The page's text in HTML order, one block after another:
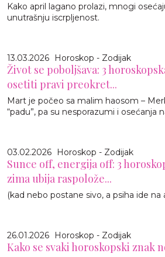
Kako april lagano prolazi, mnogi
unutrašnju iscrpljenost.
13.03.2026 Horoskop - Zodijak
Život se poboljšava: 3
osetiti pravi preokret...
Mart je počeo sa malim haosom –
“padu”, pa su nesporazumi i osećanja
03.02.2026 Horoskop - Zodijak
Sunce off, energija off: 3
zima ubija raspolože...
(kad nebo postane sivo, a psiha ide na
26.01.2026 Horoskop - Zodijak
Kako se svaki horoskopski znak